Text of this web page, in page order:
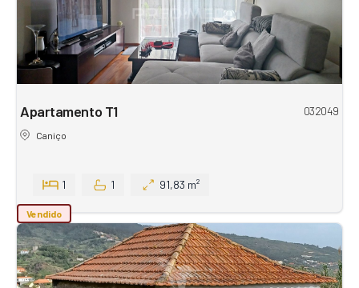
Apartamento T1 032049
Caniço
1 1 91,83 m²
Vendido